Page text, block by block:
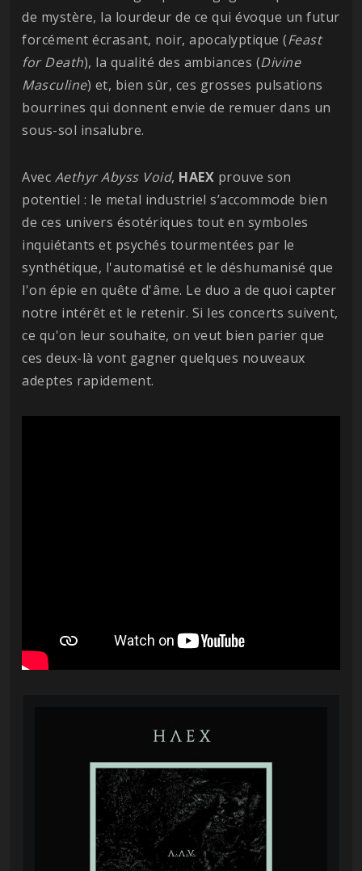
de mystère, la lourdeur de ce qui évoque un futur
forcément écrasant, noir, apocalyptique (Feast
for Death), la qualité des ambiances (Divine
Masculine) et, bien sûr, ces grosses pulsations
bourrines qui donnent envie de remuer dans un
sous-sol insalubre.
Avec Aethyr Abyss Void, HAEX prouve son
potentiel : le metal industriel s’accommode bien
de ces univers ésotériques tout en symboles
inquiétants et psychés tourmentées par le
synthétique, l'automatisé et le déshumanisé que
l'on épie en quête d'âme. Le duo a de quoi capter
notre intérêt et le retenir. Si les concerts suivent,
ce qu'on leur souhaite, on veut bien parier que
ces deux-là vont gagner quelques nouveaux
adeptes rapidement.